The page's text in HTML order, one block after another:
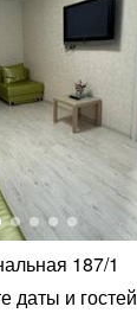
187/1
даты и гостей